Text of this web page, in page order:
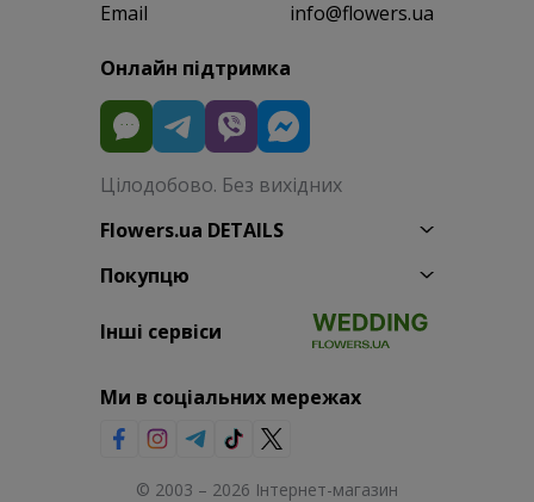
Email
info@flowers.ua
Онлайн підтримка
Цілодобово. Без вихідних
Flowers.ua DETAILS
Покупцю
Інші сервіси
Ми в соціальних мережах
© 2003 – 2026 Інтернет-магазин